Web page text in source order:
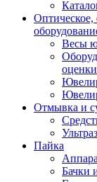
Оптическое,
Весы
Отмывка и
Пайка
Бачки